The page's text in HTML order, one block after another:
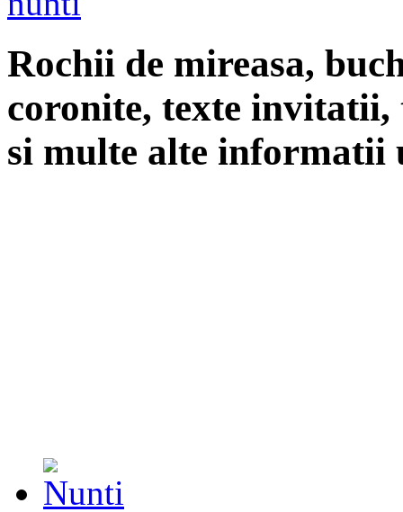
Rochii de mireasa,
coronite, texte
si multe alte informatii